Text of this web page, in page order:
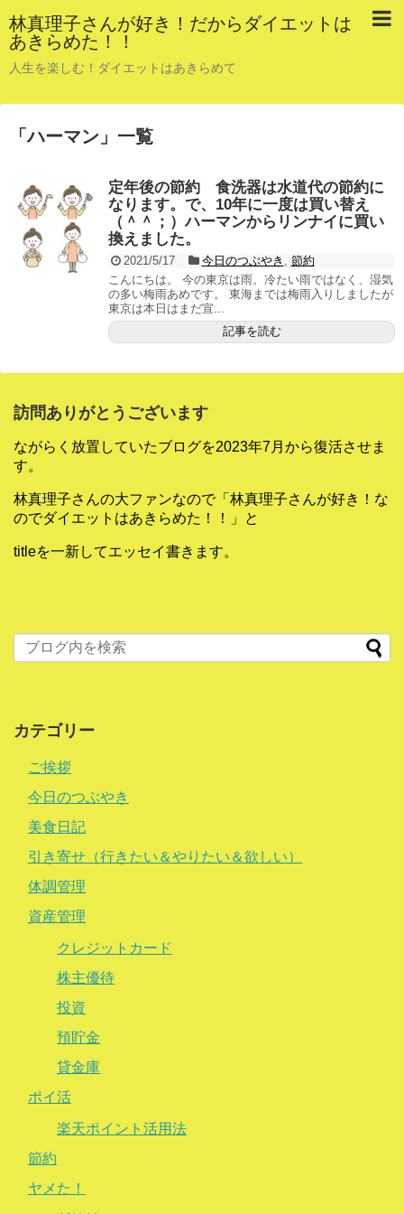
林真理子さんが好き！だからダイエットは
あきらめた！！
人生を楽しむ！ダイエットはあきらめて
「ハーマン 」 一覧
定年後の節約 食洗器は水道代の節約に
なります。で、10年に一度は買い替え
（＾＾；）ハーマンからリンナイに買い
換えました。
2021/5/17 今日のつぶやき
節約
こんにちは。 今の東京は雨。冷たい雨ではなく、湿気
の多い梅雨あめです。 東海までは梅雨入りしましたが
東京は本日はまだ宣...
記事を読む
訪問ありがとうございます
ながらく放置していたブログを2023年7月から復活させま
す。
林真理子さんの大ファンなので「林真理子さんが好き！な
のでダイエットはあきらめた！！」と
titleを一新してエッセイ書きます。
カテゴリー
ご挨拶
今日のつぶやき
美食日記
引き寄せ（行きたい＆やりたい＆欲しい）
体調管理
資産管理
クレジットカード
株主優待
投資
預貯金
貸金庫
ポイ活
楽天ポイント活用法
節約
ヤメた！